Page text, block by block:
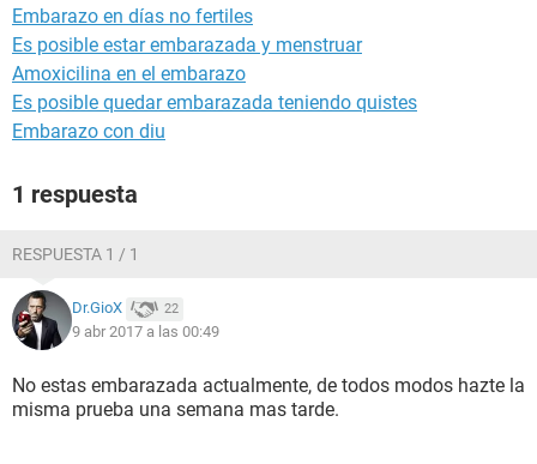
Embarazo en días no fertiles
Es posible estar embarazada y menstruar
Amoxicilina en el embarazo
Es posible quedar embarazada teniendo quistes
Embarazo con diu
1 respuesta
RESPUESTA 1 / 1
Dr.GioX 22
9 abr 2017 a las 00:49
No estas embarazada actualmente, de todos modos hazte la
misma prueba una semana mas tarde.